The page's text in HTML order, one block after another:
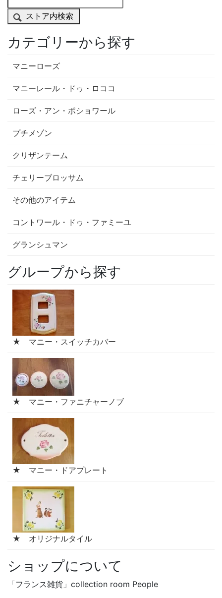
ストア内検索
カテゴリーから探す
マニーローズ
マニーレール・ドゥ・ロココ
ローズ・アン・ポショワール
プチメゾン
クリザンテーム
チェリーブロッサム
その他のアイテム
コントワール・ドゥ・ファミーユ
グランシュマン
グループから探す
★ マニー・スイッチカバー
★ マニー・ファニチャーノブ
★ マニー・ドアプレート
★ オリジナルタイル
ショップについて
「フランス雑貨」collection room People